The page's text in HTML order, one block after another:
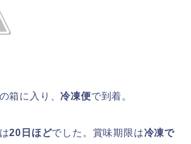
箱に入り、冷凍便で到着。
20日ほどでした。賞味期限は冷凍で